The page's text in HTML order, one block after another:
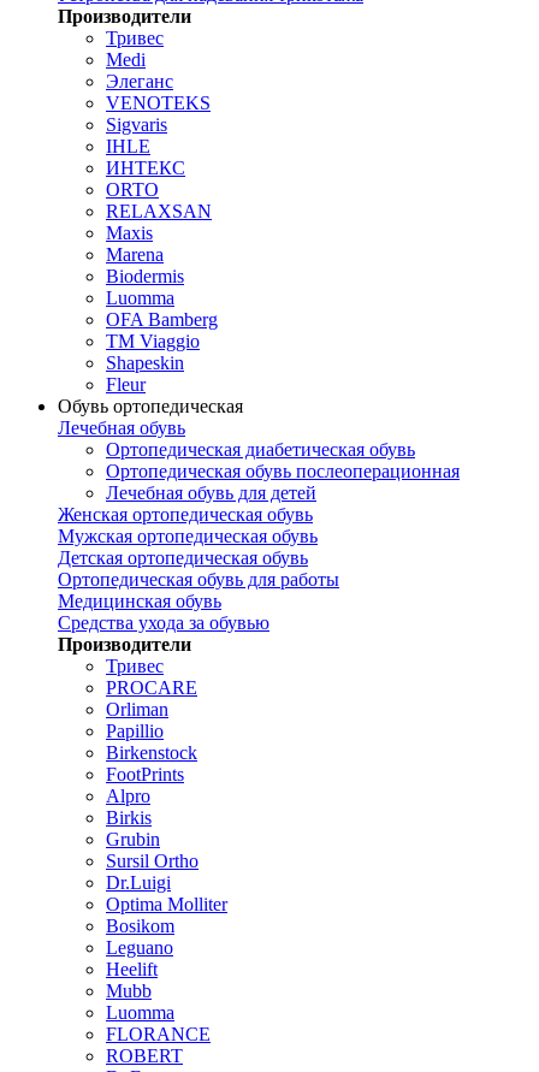
Производители
Тривес
Medi
Элеганс
VENOTEKS
Sigvaris
IHLE
ИНТЕКС
ORTO
RELAXSAN
Maxis
Marena
Biodermis
Luomma
OFA Bamberg
TM Viaggio
Shapeskin
Fleur
Обувь ортопедическая
Лечебная обувь
Ортопедическая диабетическая обувь
Ортопедическая обувь послеоперационная
Лечебная обувь для детей
Женская ортопедическая обувь
Мужская ортопедическая обувь
Детская ортопедическая обувь
Ортопедическая обувь для работы
Медицинская обувь
Средства ухода за обувью
Производители
Тривес
PROCARE
Orliman
Papillio
Birkenstock
FootPrints
Alpro
Birkis
Grubin
Sursil Ortho
Dr.Luigi
Optima Molliter
Bosikom
Leguano
Heelift
Mubb
Luomma
FLORANCE
ROBERT